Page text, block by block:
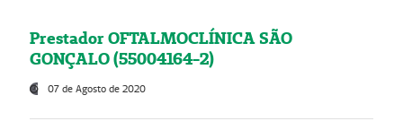
Prestador OFTALMOCLÍNICA SÃO
GONÇALO (55004164-2)
07 de Agosto de 2020